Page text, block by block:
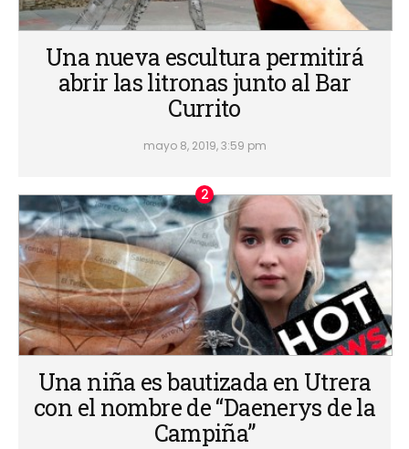
Una nueva escultura permitirá
abrir las litronas junto al Bar
Currito
mayo 8, 2019, 3:59 pm
Una niña es bautizada en Utrera
con el nombre de “Daenerys de la
Campiña”